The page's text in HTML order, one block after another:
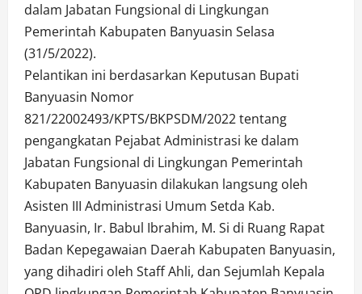
dalam Jabatan Fungsional di Lingkungan
Pemerintah Kabupaten Banyuasin Selasa
(31/5/2022).
Pelantikan ini berdasarkan Keputusan Bupati
Banyuasin Nomor
821/22002493/KPTS/BKPSDM/2022 tentang
pengangkatan Pejabat Administrasi ke dalam
Jabatan Fungsional di Lingkungan Pemerintah
Kabupaten Banyuasin dilakukan langsung oleh
Asisten III Administrasi Umum Setda Kab.
Banyuasin, Ir. Babul Ibrahim, M. Si di Ruang Rapat
Badan Kepegawaian Daerah Kabupaten Banyuasin,
yang dihadiri oleh Staff Ahli, dan Sejumlah Kepala